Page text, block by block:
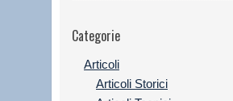
Categorie
Articoli
Articoli Storici